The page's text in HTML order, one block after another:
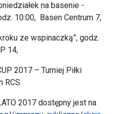
na basenie -
10:00, Basen Centrum 7,
ze wspinaczką”, godz.
14,
2017 – Turniej Piłki
RCS.
2017 dostępny jest na